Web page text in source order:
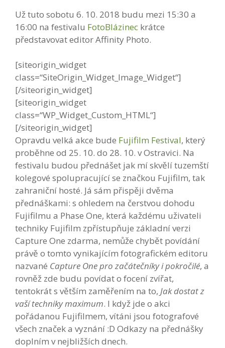
Už tuto sobotu 6. 10. 2018 budu mezi 15:30 a
16:00 na festivalu FotoBlázinec krátce
představovat editor Affinity Photo.
[siteorigin_widget
class=“SiteOrigin_Widget_Image_Widget“]
[/siteorigin_widget]
[siteorigin_widget
class=“WP_Widget_Custom_HTML“]
[/siteorigin_widget]
Opravdu velká akce bude Fujifilm Festival, který
proběhne od 25. 10. do 28. 10. v Ostravici. Na
festivalu budou přednášet jak mí skvělí tuzemští
kolegové spolupracující se značkou Fujifilm, tak
zahraniční hosté. Já sám přispěji dvěma
přednáškami: s ohledem na čerstvou dohodu
Fujifilmu a Phase One, která každému uživateli
techniky Fujifilm zpřístupňuje základní verzi
Capture One zdarma, nemůže chybět povídání
právě o tomto vynikajícím fotografickém editoru
nazvané Capture One pro začátečníky i pokročilé, a
rovněž zde budu povídat o focení zvířat,
tentokrát s větším zaměřením na to, Jak dostat z
vaší techniky maximum. I když jde o akci
pořádanou Fujifilmem, vítáni jsou fotografové
všech značek a vyznání :D Odkazy na přednášky
doplním v nejbližších dnech.